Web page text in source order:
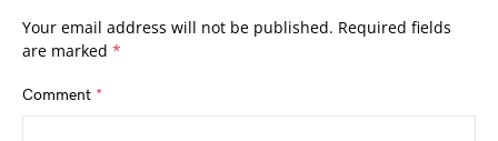
Your email address will not be published. Required fields
are marked *
Comment *